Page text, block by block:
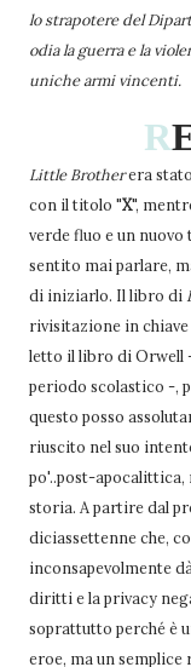
lo strapotere del
odia la guerra e la
uniche armi vincenti.
R
Little Brotherera
con il titolo "X",
verde fluo e un
sentito mai parlare,
di iniziarlo. Il libro di
rivisitazione in chiave
letto il libro di Orwell
periodo scolastico -,
questo posso
riuscito nel suo
po'..post-apocalittica,
storia. A partire dal
diciassettenne che,
inconsapevolmente
diritti e la privacy
soprattutto perché è
eroe, ma un semplice